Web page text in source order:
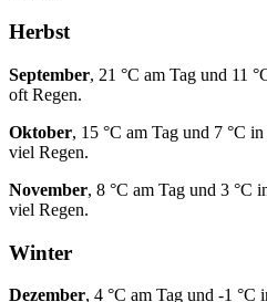
Herbst
September, 21 °C am Tag und 11
oft Regen.
Oktober, 15 °C am Tag und 7 °C
viel Regen.
November, 8 °C am Tag und 3 °C
viel Regen.
Winter
Dezember, 4 °C am Tag und -1 °C